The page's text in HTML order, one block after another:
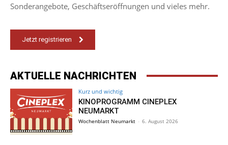
Sonderangebote, Geschäftseröffnungen und vieles mehr.
Jetzt registrieren
AKTUELLE NACHRICHTEN
Kurz und wichtig
KINOPROGRAMM CINEPLEX
NEUMARKT
Wochenblatt Neumarkt - 6. August 2026